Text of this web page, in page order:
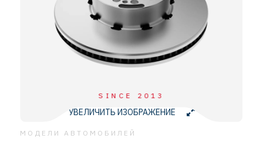
SINCE 2013
УВЕЛИЧИТЬ ИЗОБРАЖЕНИЕ
МОДЕЛИ АВТОМОБИЛЕЙ